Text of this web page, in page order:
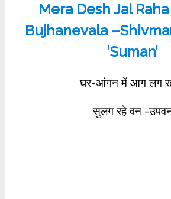
Mera Desh Jal
Bujhanevala
‘Suman’
घर-आंगन में आग लग
सुलगरहे वन -